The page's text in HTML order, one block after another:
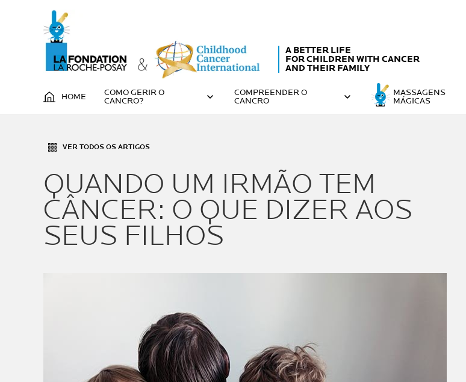
A BETTER LIFE
FOR CHILDREN WITH CANCER
AND THEIR FAMILY
HOME
COMO GERIR O
CANCRO?
COMPREENDER O
CANCRO
MASSAGENS
MÁGICAS
VER TODOS OS ARTIGOS
QUANDO UM IRMÃO TEM
CÂNCER: O QUE DIZER AOS
SEUS FILHOS